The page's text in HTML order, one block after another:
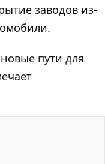
заводов из-
пути для